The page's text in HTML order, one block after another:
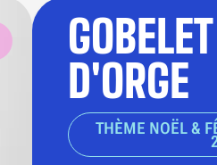
D'ORGE
THÈME NOËL &